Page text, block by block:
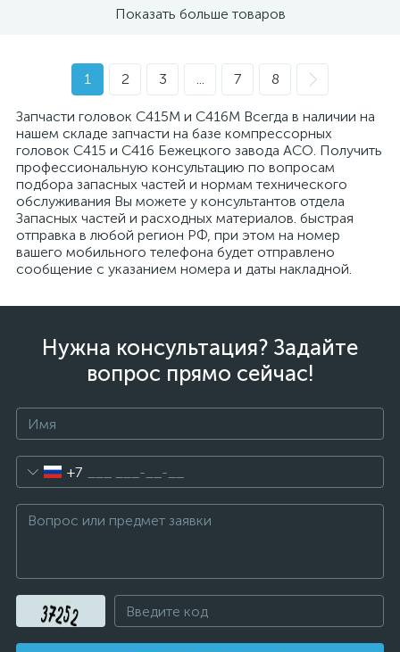
Показать больше товаров
1 2 3 ... 7 8
Запчасти головок С415М и С416М Всегда в наличии на
нашем складе запчасти на базе компрессорных
головок С415 и С416 Бежецкого завода АСО. Получить
профессиональную консультацию по вопросам
подбора запасных частей и нормам технического
обслуживания Вы можете у консультантов отдела
Запасных частей и расходных материалов. быстрая
отправка в любой регион РФ, при этом на номер
вашего мобильного телефона будет отправлено
сообщение с указанием номера и даты накладной.
Нужна консультация? Задайте
вопрос прямо сейчас!
+7